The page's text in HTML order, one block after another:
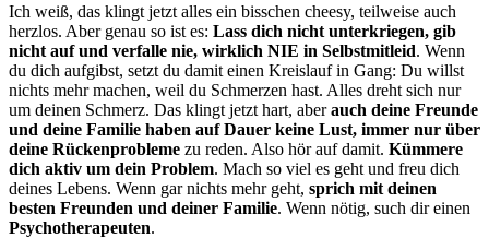
Ich weiß, das klingt jetzt alles ein bisschen cheesy, teilweise auch
herzlos. Aber genau so ist es: Lass dich nicht unterkriegen, gib
nicht auf und verfalle nie, wirklich NIE in Selbstmitleid. Wenn
du dich aufgibst, setzt du damit einen Kreislauf in Gang: Du willst
nichts mehr machen, weil du Schmerzen hast. Alles dreht sich nur
um deinen Schmerz. Das klingt jetzt hart, aberauch deine Freunde
und deine Familie haben auf Dauer keine Lust, immer nur über
deine Rückenprobleme zu reden. Also hör auf damit. Kümmere
dich aktiv um dein Problem. Mach so viel es geht und freu dich
deines Lebens. Wenn gar nichts mehr geht, sprich mit deinen
besten Freunden und deiner Familie. Wenn nötig, such dir einen
Psychotherapeuten.